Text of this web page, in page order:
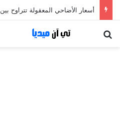
أسعار الأضاحي المعقولة تتراوح بين 1300 و1700 دينار